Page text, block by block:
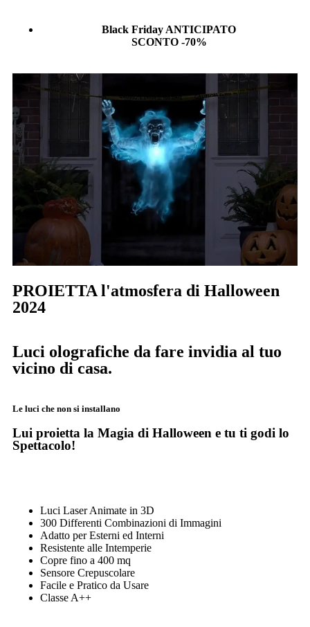
Black Friday ANTICIPATO
SCONTO -70%
PROIETTA l'atmosfera di Halloween
2024
Luci olografiche da fare invidia al tuo
vicino di casa.
Le luci che non si installano
Lui proietta la Magia di Halloween e tu ti godi lo
Spettacolo!
Luci Laser Animate in 3D
300 Differenti Combinazioni di Immagini
Adatto per Esterni ed Interni
Resistente alle Intemperie
Copre fino a 400 mq
Sensore Crepuscolare
Facile e Pratico da Usare
Classe A++